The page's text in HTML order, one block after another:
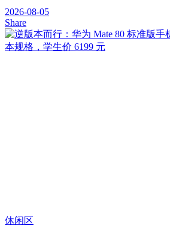
2026-08-05
Share
休闲区